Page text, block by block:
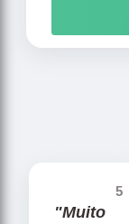
5
"Muito